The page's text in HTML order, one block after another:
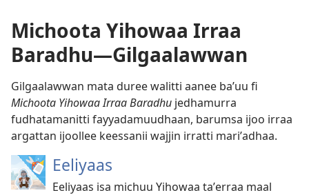
Michoota Yihowaa Irraa
Baradhu​—Gilgaalawwan
Gilgaalawwan mata duree walitti aanee baʼuu fi
Michoota Yihowaa Irraa Baradhu jedhamurra
fudhatamanitti fayyadamuudhaan, barumsa ijoo irraa
argattan ijoollee keessanii wajjin irratti mariʼadhaa.
Eeliyaas
Eeliyaas isa michuu Yihowaa taʼerraa maal